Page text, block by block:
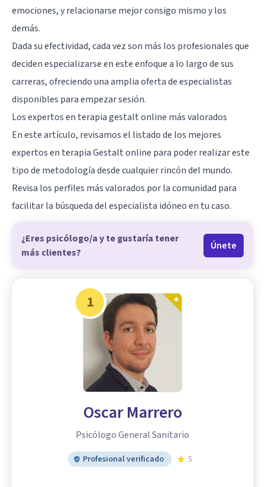
emociones, y relacionarse mejor consigo mismo y los
demás.
Dada su efectividad, cada vez son más los profesionales que
deciden especializarse en este enfoque a lo largo de sus
carreras, ofreciendo una amplia oferta de especialistas
disponibles para empezar sesión.
Los expertos en terapia gestalt online más valorados
En este artículo, revisamos el listado de los mejores
expertos en terapia Gestalt online para poder realizar este
tipo de metodología desde cualquier rincón del mundo.
Revisa los perfiles más valorados por la comunidad para
facilitar la búsqueda del especialista idóneo en tu caso.
¿Eres psicólogo/a y te gustaría tener
más clientes?
Únete
1
Oscar Marrero
Psicólogo General Sanitario
Profesional verificado 5